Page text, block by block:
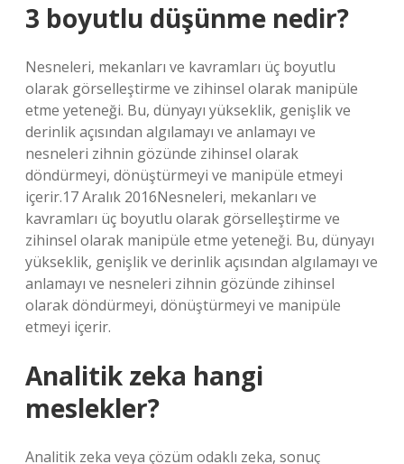
3 boyutlu düşünme nedir?
Nesneleri, mekanları ve kavramları üç boyutlu
olarak görselleştirme ve zihinsel olarak manipüle
etme yeteneği. Bu, dünyayı yükseklik, genişlik ve
derinlik açısından algılamayı ve anlamayı ve
nesneleri zihnin gözünde zihinsel olarak
döndürmeyi, dönüştürmeyi ve manipüle etmeyi
içerir.17 Aralık 2016Nesneleri, mekanları ve
kavramları üç boyutlu olarak görselleştirme ve
zihinsel olarak manipüle etme yeteneği. Bu, dünyayı
yükseklik, genişlik ve derinlik açısından algılamayı ve
anlamayı ve nesneleri zihnin gözünde zihinsel
olarak döndürmeyi, dönüştürmeyi ve manipüle
etmeyi içerir.
Analitik zeka hangi
meslekler?
Analitik zeka veya çözüm odaklı zeka, sonuç